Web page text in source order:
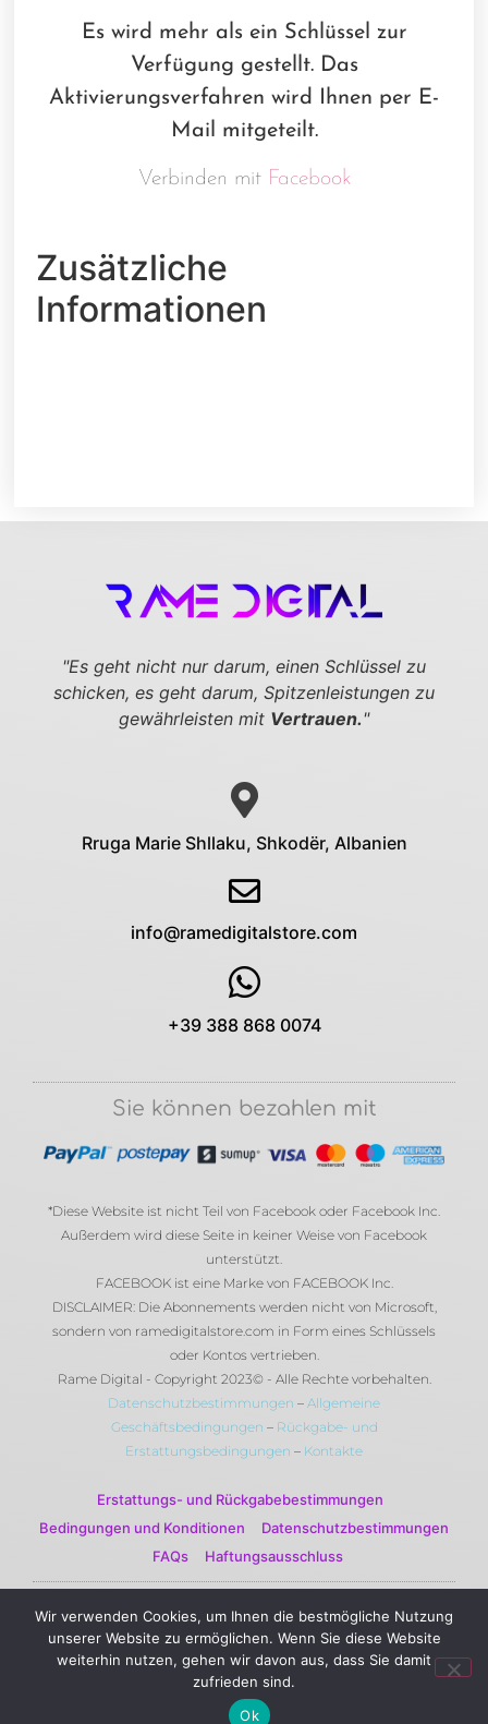
Es wird mehr als ein Schlüssel zur
Verfügung gestellt. Das
Aktivierungsverfahren wird Ihnen per E-
Mail mitgeteilt.
Verbinden mit Facebook
Zusätzliche
Informationen
"Es geht nicht nur darum, einen Schlüssel zu
schicken, es geht darum, Spitzenleistungen zu
gewährleisten mit Vertrauen."
Rruga Marie Shllaku, Shkodër, Albanien
info@ramedigitalstore.com
+39 388 868 0074
Sie können bezahlen mit
*Diese Website ist nicht Teil von Facebook oder Facebook Inc.
Außerdem wird diese Seite in keiner Weise von Facebook
unterstützt.
FACEBOOK ist eine Marke von FACEBOOK Inc.
DISCLAIMER: Die Abonnements werden nicht von Microsoft,
sondern von ramedigitalstore.com in Form eines Schlüssels
oder Kontos vertrieben.
Rame Digital - Copyright 2023© - Alle Rechte vorbehalten.
Datenschutzbestimmungen – Allgemeine
Geschäftsbedingungen – Rückgabe- und
Erstattungsbedingungen – Kontakte
Erstattungs- und Rückgabebestimmungen
Bedingungen und Konditionen
Datenschutzbestimmungen
FAQs
Haftungsausschluss
© 2023 Rame Digital by Rame Corporation . Alle Rechte
vorbehalten.
Wir verwenden Cookies, um Ihnen die bestmögliche Nutzung
unserer Website zu ermöglichen. Wenn Sie diese Website
weiterhin nutzen, gehen wir davon aus, dass Sie damit
zufrieden sind.
Ok